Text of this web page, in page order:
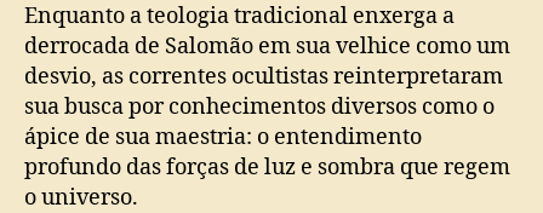
Enquanto a teologia tradicional enxerga a
derrocada de Salomão em sua velhice como um
desvio, as correntes ocultistas reinterpretaram
sua busca por conhecimentos diversos como o
ápice de sua maestria: o entendimento
profundo das forças de luz e sombra que regem
o universo.